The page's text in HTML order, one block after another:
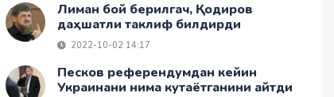
Лиман бой берилгач, Қодиров
даҳшатли таклиф билдирди
2022-10-02 14:17
Песков референдумдан кейин
Украинани нима кутаётганини айтди